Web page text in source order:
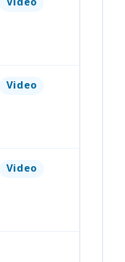
Video
Video